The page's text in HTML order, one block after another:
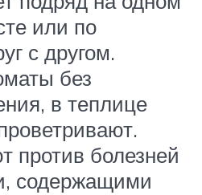
или по
с другом.
без
в теплице
против болезней
содержащими